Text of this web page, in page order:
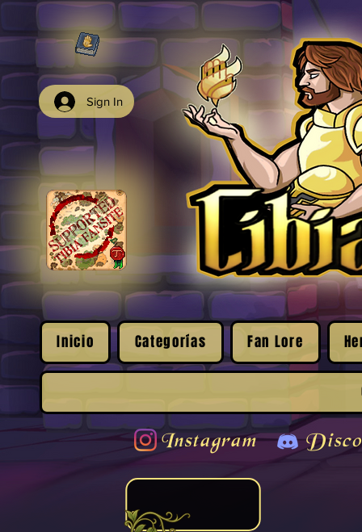
Sign In
Inicio Categorías Fan Lore
Instagram